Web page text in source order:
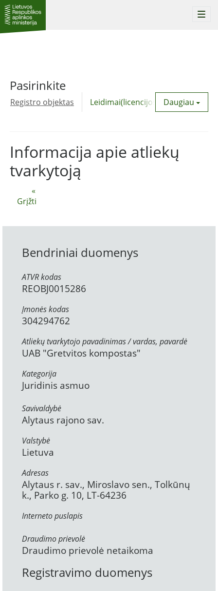
Pasirinkite
Registro objektas Leidimai(licencijos) Daugiau
«
Grįžti
Informacija apie atliekų
tvarkytoją
Bendriniai duomenys
ATVR kodas
REOBJ0015286
Įmonės kodas
304294762
Atliekų tvarkytojo pavadinimas / vardas, pavardė
UAB "Gretvitos kompostas"
Kategorija
Juridinis asmuo
Savivaldybė
Alytaus rajono sav.
Valstybė
Lietuva
Adresas
Alytaus r. sav., Miroslavo sen., Tolkūnų
k., Parko g. 10, LT-64236
Interneto puslapis
Draudimo prievolė
Draudimo prievolė netaikoma
Registravimo duomenys